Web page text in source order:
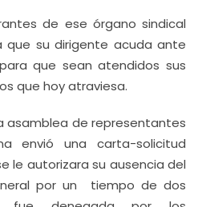
de ese órgano sindical
que su dirigente acuda ante
que sean atendidos sus
que hoy atraviesa.
asamblea de representantes
envió una carta-solicitud
le autorizara su ausencia del
por un tiempo de dos